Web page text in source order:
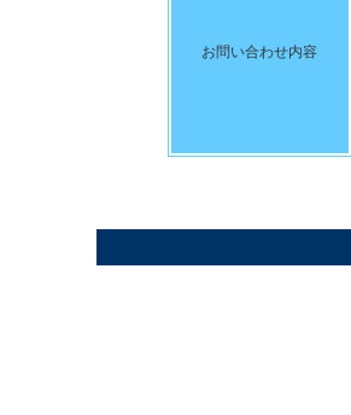
お問い合わせ内容